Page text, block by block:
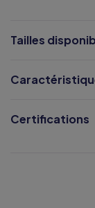
Tailles
Certifications